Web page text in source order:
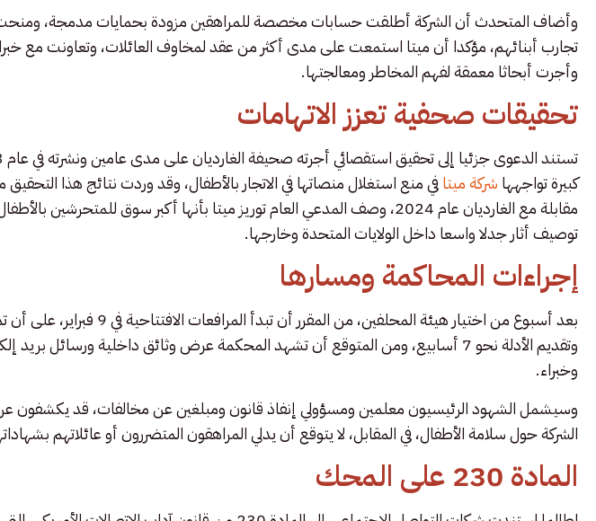
وأضاف المتحدث أن الشركة أطلقت حسابات مخصصة للمراهقين مزودة بحمايات مدمجة، ومنحت
تجارب أبنائهم، مؤكدا أن ميتا استمعت على مدى أكثر من عقد لمخاوف العائلات، وتعاونت مع
وأجرت أبحاثا معمقة لفهم المخاطر ومعالجتها.
تحقيقات صحفية تعزز الاتهامات
كبيرة تواجهها شركة ميتافي منع استغلال منصاتها في الاتجار بالأطفال، وقد وردت نتائج هذا التحقيق
مقابلة مع الغارديان عام 2024، وصف المدعي العام توريز ميتا بأنها أكبر سوق
توصيف أثار جدلا واسعا داخل الولايات المتحدة وخارجها.
إجراءات المحاكمة ومسارها
بعد أسبوع من اختيار هيئة المحلفين، من المقرر
وتقديم الأدلة نحو 7 أسابيع، ومن المتوقع أن تشهد المحكمة عرض وثائق داخلية ورسائل
وخبراء.
وسيشمل الشهود الرئيسيون معلمين ومسؤولي إنفاذ قانون ومبلغين عن مخالفات، قد يكشفون
الشركة حول سلامة الأطفال، في المقابل، لا يتوقع أن يدلي المراهقون المتضررون أو عائلاتهم
المادة 230 على المحك